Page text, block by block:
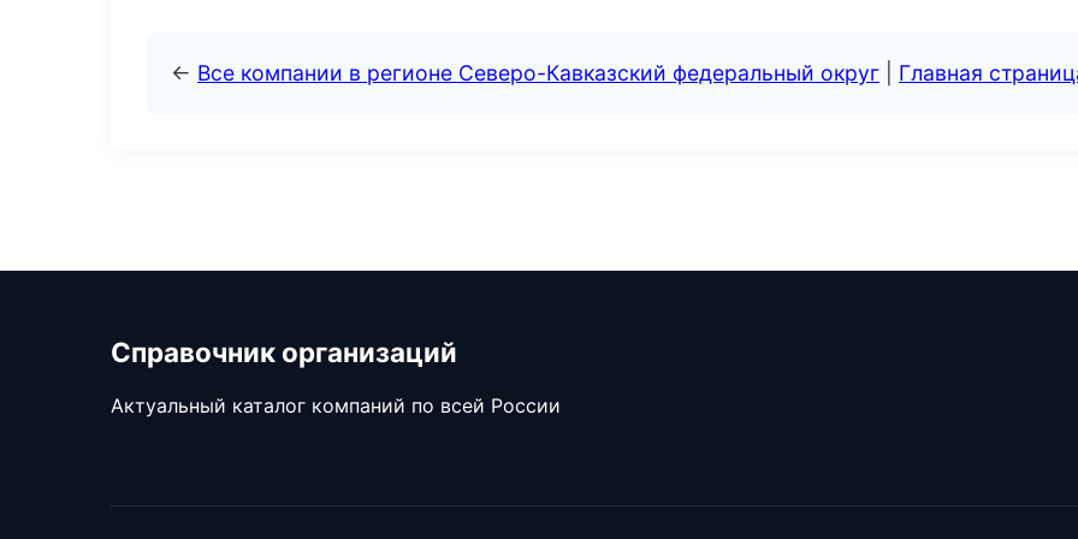
← Все компании в регионе Северо-Кавказский федеральный округ Главная
Справочник организаций
Актуальный каталог компаний по всей России